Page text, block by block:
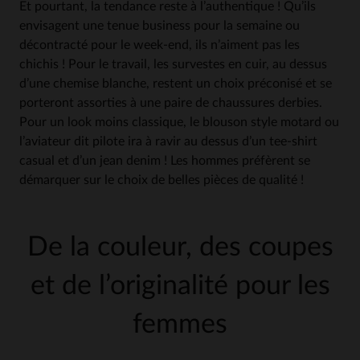
Et pourtant, la tendance reste à l’authentique ! Qu’ils
envisagent une tenue business pour la semaine ou
décontracté pour le week-end, ils n’aiment pas les
chichis ! Pour le travail, les survestes en cuir, au dessus
d’une chemise blanche, restent un choix préconisé et se
porteront assorties à une paire de chaussures derbies.
Pour un look moins classique, le blouson style motard ou
l’aviateur dit pilote ira à ravir au dessus d’un tee-shirt
casual et d’un jean denim ! Les hommes préfèrent se
démarquer sur le choix de belles pièces de qualité !
De la couleur, des coupes
et de l’originalité pour les
femmes